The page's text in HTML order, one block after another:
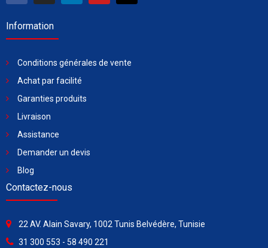
Information
Conditions générales de vente
Achat par facilité
Garanties produits
Livraison
Assistance
Demander un devis
Blog
Contactez-nous
22 AV. Alain Savary, 1002 Tunis Belvédère, Tunisie
31 300 553 - 58 490 221